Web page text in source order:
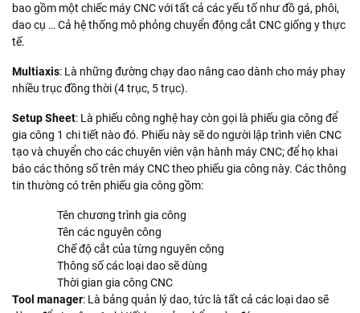
bao gồm một chiếc máy CNC với tất cả các yếu tố như đồ gá, phôi,
dao cụ … Cả hệ thống mô phỏng chuyển động cắt CNC giống y thực
tế.
Multiaxis: Là những đường chạy dao nâng cao dành cho máy phay
nhiều trục đồng thời (4 trục, 5 trục).
Setup Sheet: Là phiếu công nghệ hay còn gọi là phiếu gia công để
gia công 1 chi tiết nào đó. Phiếu này sẽ do người lập trình viên CNC
tạo và chuyển cho các chuyên viên vận hành máy CNC; để họ khai
báo các thông số trên máy CNC theo phiếu gia công này. Các thông
tin thường có trên phiếu gia công gồm:
Tên chương trình gia công
Tên các nguyên công
Chế độ cắt của từng nguyên công
Thông số các loại dao sẽ dùng
Thời gian gia công CNC
Tool manager: Là bảng quản lý dao, tức là tất cả các loại dao sẽ